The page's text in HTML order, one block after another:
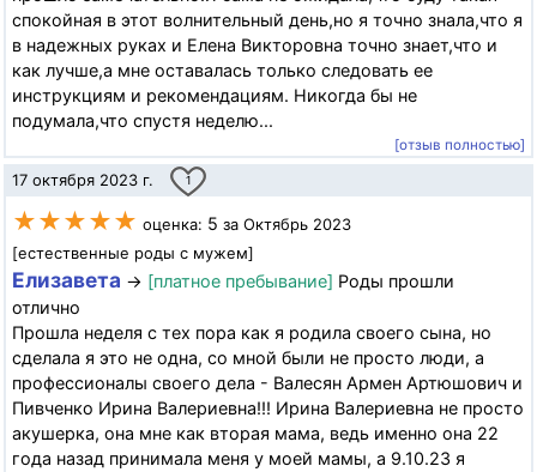
спокойная в этот волнительный день,но я точно знала,что я
в надежных руках и Елена Викторовна точно знает,что и
как лучше,а мне оставалась только следовать ее
инструкциям и рекомендациям. Никогда бы не
подумала,что спустя неделю...
[отзыв полностью]
17 октября 2023 г. 1
★★★★★ оценка: 5 за Октябрь 2023
[естественные роды с мужем]
Елизавета → [платное пребывание] Роды прошли
отлично
Прошла неделя с тех пора как я родила своего сына, но
сделала я это не одна, со мной были не просто люди, а
профессионалы своего дела - Валесян Армен Артюшович и
Пивченко Ирина Валериевна!!! Ирина Валериевна не просто
акушерка, она мне как вторая мама, ведь именно она 22
года назад принимала меня у моей мамы, а 9.10.23 я